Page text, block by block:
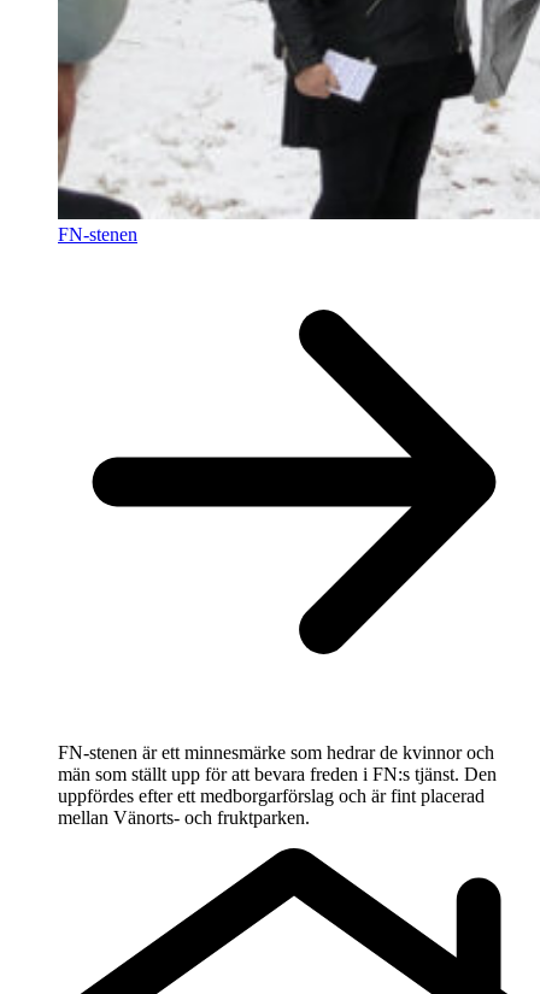
FN-stenen
FN-stenen är ett minnesmärke som hedrar de kvinnor och
män som ställt upp för att bevara freden i FN:s tjänst. Den
uppfördes efter ett medborgarförslag och är fint placerad
mellan Vänorts- och fruktparken.